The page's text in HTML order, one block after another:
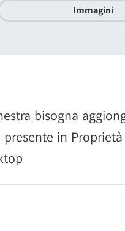
Immagini
bisogna
in